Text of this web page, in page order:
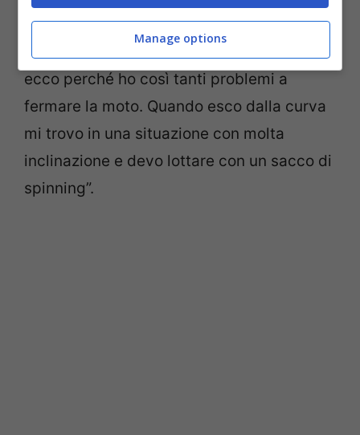
freno posteriore in questo modo. Ed è per
questo che cado così spesso sull’anteriore,
ecco perché ho così tanti problemi a
fermare la moto. Quando esco dalla curva
mi trovo in una situazione con molta
inclinazione e devo lottare con un sacco di
spinning”.
Manage options